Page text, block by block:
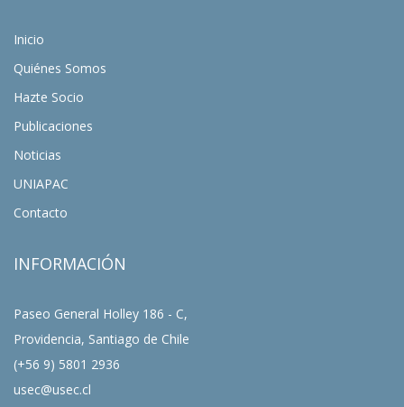
Inicio
Quiénes Somos
Hazte Socio
Publicaciones
Noticias
UNIAPAC
Contacto
INFORMACIÓN
Paseo General Holley 186 - C,
Providencia, Santiago de Chile
(+56 9) 5801 2936
usec@usec.cl